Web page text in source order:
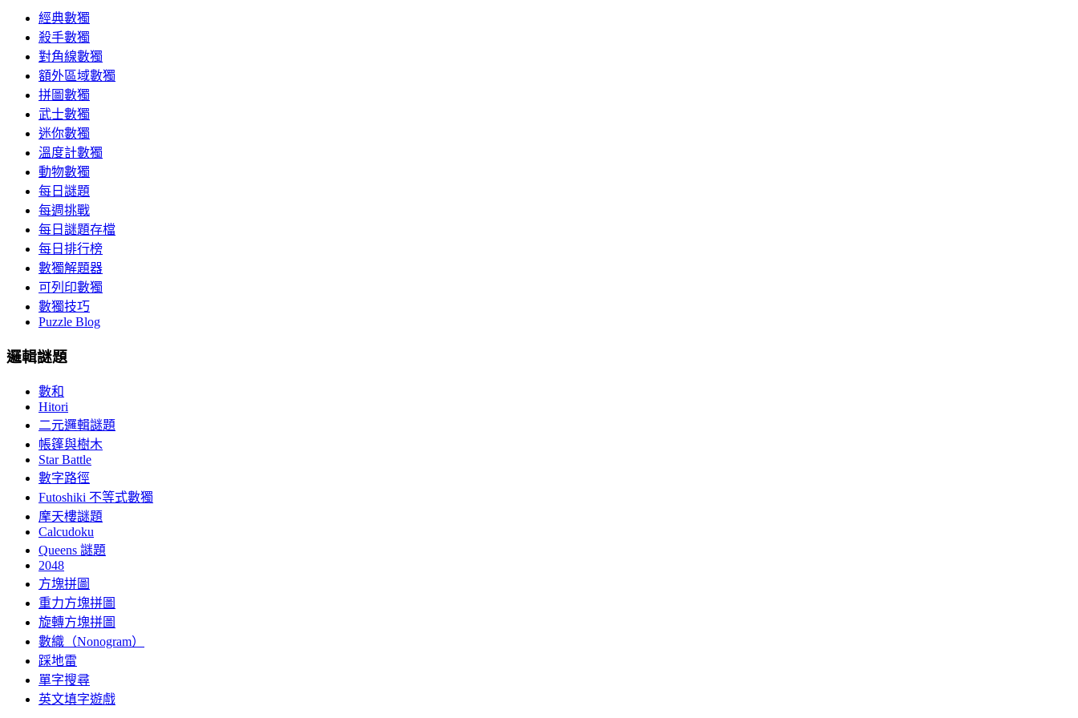
經典數獨
殺手數獨
對角線數獨
額外區域數獨
拼圖數獨
武士數獨
迷你數獨
溫度計數獨
動物數獨
每日謎題
每週挑戰
每日謎題存檔
每日排行榜
數獨解題器
可列印數獨
數獨技巧
Puzzle Blog
邏輯謎題
數和
Hitori
二元邏輯謎題
帳篷與樹木
Star Battle
數字路徑
Futoshiki 不等式數獨
摩天樓謎題
Calcudoku
Queens 謎題
2048
方塊拼圖
重力方塊拼圖
旋轉方塊拼圖
數織（Nonogram）
踩地雷
單字搜尋
英文填字遊戲